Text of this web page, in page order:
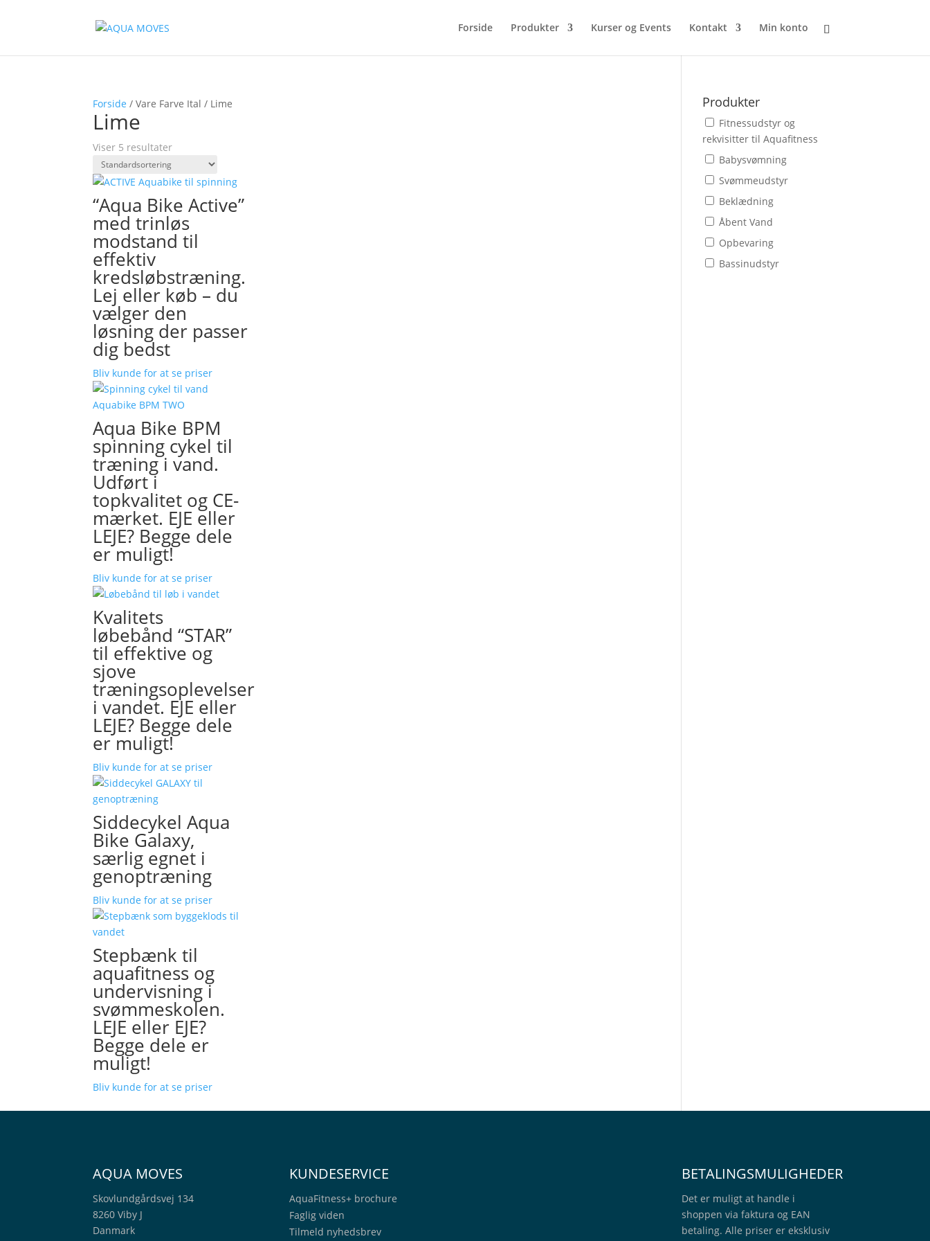
Forside Produkter Kurser og Events Kontakt Min konto
Forside / Vare Farve Ital / Lime
Lime
Viser 5 resultater
“Aqua Bike Active”
med trinløs
modstand til
effektiv
kredsløbstræning.
Lej eller køb – du
vælger den
løsning der passer
dig bedst
Bliv kunde for at se priser
Aqua Bike BPM
spinning cykel til
træning i vand.
Udført i
topkvalitet og CE-
mærket. EJE eller
LEJE? Begge dele
er muligt!
Bliv kunde for at se priser
Kvalitets
løbebånd “STAR”
til effektive og
sjove
træningsoplevelser
i vandet. EJE eller
LEJE? Begge dele
er muligt!
Bliv kunde for at se priser
Siddecykel Aqua
Bike Galaxy,
særlig egnet i
genoptræning
Bliv kunde for at se priser
Stepbænk til
aquafitness og
undervisning i
svømmeskolen.
LEJE eller EJE?
Begge dele er
muligt!
Bliv kunde for at se priser
Produkter
Fitnessudstyr og
rekvisitter til Aquafitness
Babysvømning
Svømmeudstyr
Beklædning
Åbent Vand
Opbevaring
Bassinudstyr
AQUA MOVES
Skovlundgårdsvej 134
8260 Viby J
Danmark
KUNDESERVICE
AquaFitness+ brochure
Faglig viden
Tilmeld nyhedsbrev
BETALINGSMULIGHEDER
Det er muligt at handle i
shoppen via faktura og EAN
betaling. Alle priser er eksklusiv